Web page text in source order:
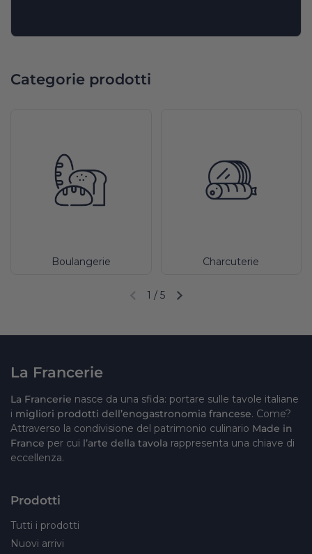
Categorie prodotti
Boulangerie Charcuterie
Diapositiva precedente
Diapositiva successiva
1 / 5
La Francerie
La Francerie nasce da una sfida: portare sulle tavole italiane
i migliori prodotti dell’enogastronomia francese. Come?
Attraverso la condivisione del patrimonio culinario Made in
France per cui l’arte della tavola rappresenta una chiave di
eccellenza.
Prodotti
Tutti i prodotti
Nuovi arrivi